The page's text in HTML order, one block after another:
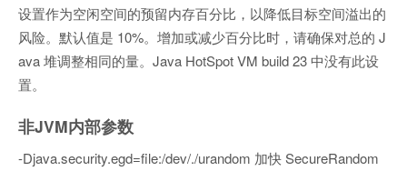
设置作为空闲空间的预留内存百分比，以降低目标空间溢出的
风险。默认值是 10%。增加或减少百分比时，请确保对总的 J
ava 堆调整相同的量。Java HotSpot VM build 23 中没有此设
置。
非JVM内部参数
-Djava.security.egd=file:/dev/./urandom 加快 SecureRandom